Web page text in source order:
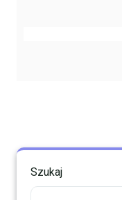
Szukaj